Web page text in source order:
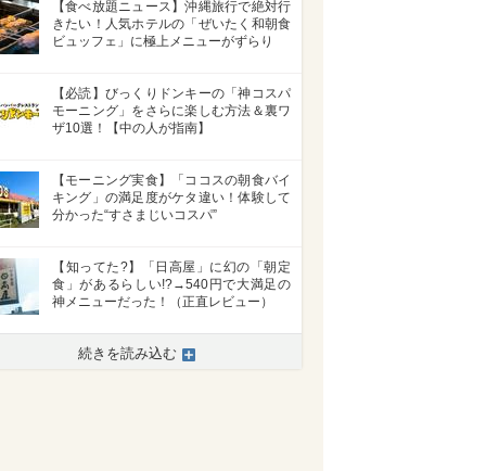
【食べ放題ニュース】沖縄旅行で絶対行
きたい！人気ホテルの「ぜいたく和朝食
ビュッフェ」に極上メニューがずらり
【必読】びっくりドンキーの「神コスパ
モーニング」をさらに楽しむ方法＆裏ワ
ザ10選！【中の人が指南】
【モーニング実食】「ココスの朝食バイ
キング」の満足度がケタ違い！体験して
分かった“すさまじいコスパ”
【知ってた?】「日高屋」に幻の「朝定
食」があるらしい!?→540円で大満足の
神メニューだった！（正直レビュー）
続きを読み込む